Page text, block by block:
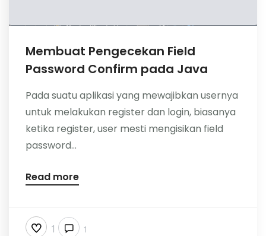
Membuat Pengecekan Field
Password Confirm pada Java
Pada suatu aplikasi yang mewajibkan usernya
untuk melakukan register dan login, biasanya
ketika register, user mesti mengisikan field
password...
Read more
1 1